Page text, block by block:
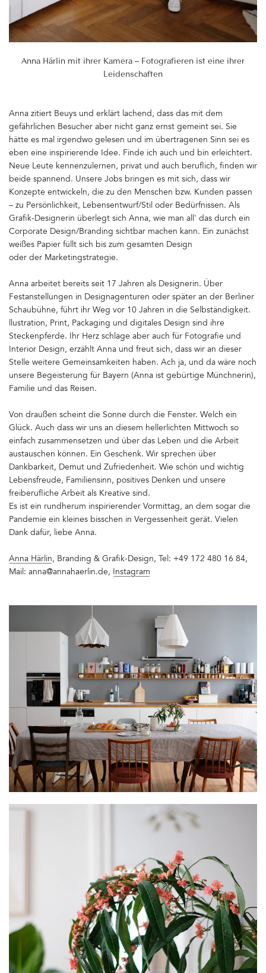
Anna Härlin mit ihrer Kamera – Fotografieren ist eine ihrer
Leidenschaften
Anna zitiert Beuys und erklärt lachend, dass das mit dem
gefährlichen Besucher aber nicht ganz ernst gemeint sei. Sie
hätte es mal irgendwo gelesen und im übertragenen Sinn sei es
eben eine inspirierende Idee. Finde ich auch und bin erleichtert.
Neue Leute kennenzulernen, privat und auch beruflich, finden wir
beide spannend. Unsere Jobs bringen es mit sich, dass wir
Konzepte entwickeln, die zu den Menschen bzw. Kunden passen
– zu Persönlichkeit, Lebensentwurf/Stil oder Bedürfnissen. Als
Grafik-Designerin überlegt sich Anna, wie man all' das durch ein
Corporate Design/Branding sichtbar machen kann. Ein zunächst
weißes Papier füllt sich bis zum gesamten Design
oder der Marketingstrategie.
Anna arbeitet bereits seit 17 Jahren als Designerin. Über
Festanstellungen in Designagenturen oder später an der Berliner
Schaubühne, führt ihr Weg vor 10 Jahren in die Selbständigkeit.
llustration, Print, Packaging und digitales Design sind ihre
Steckenpferde. Ihr Herz schlage aber auch für Fotografie und
Interior Design, erzählt Anna und freut sich, dass wir an dieser
Stelle weitere Gemeinsamkeiten haben. Ach ja, und da wäre noch
unsere Begeisterung für Bayern (Anna ist gebürtige Münchnerin),
Familie und das Reisen.
Von draußen scheint die Sonne durch die Fenster. Welch ein
Glück. Auch dass wir uns an diesem hellerlichten Mittwoch so
einfach zusammensetzen und über das Leben und die Arbeit
austauschen können. Ein Geschenk. Wir sprechen über
Dankbarkeit, Demut und Zufriedenheit. Wie schön und wichtig
Lebensfreude, Familiensinn, positives Denken und unsere
freiberufliche Arbeit als Kreative sind.
Es ist ein rundherum inspirierender Vormittag, an dem sogar die
Pandemie ein kleines bisschen in Vergessenheit gerät. Vielen
Dank dafür, liebe Anna.
Anna Härlin, Branding & Grafik-Design, Tel: +49 172 480 16 84,
Mail: anna@annahaerlin.de, Instagram